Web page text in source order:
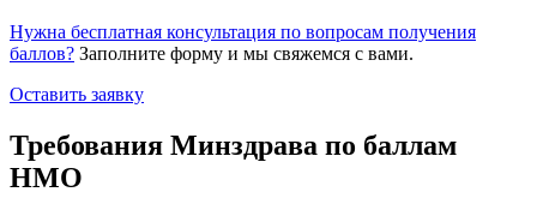
Нужна бесплатная консультация по вопросам получения
баллов? Заполните форму и мы свяжемся с вами.
Оставить заявку
Требования Минздрава по баллам
НМО